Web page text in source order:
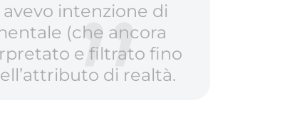
intenzione di
(che ancora
e filtrato fino
di realtà.